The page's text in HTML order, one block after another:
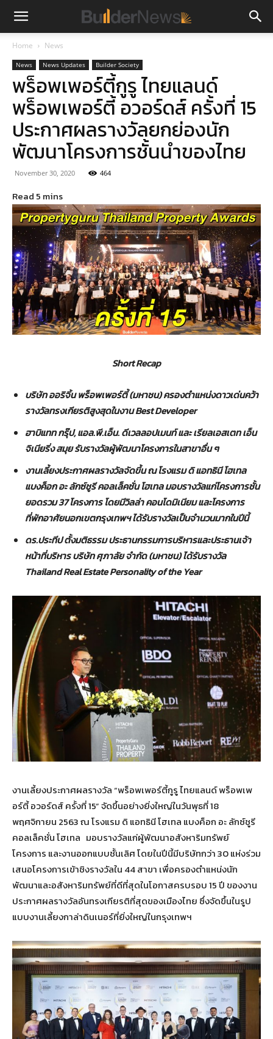
Home News
News News Updates Builder Society
พร็อพเพอร์ตี้กูรู ไทยแลนด์
พร็อพเพอร์ตี้ อวอร์ดส์ ครั้งที่ 15
ประกาศผลรางวัลยกย่องนัก
พัฒนาโครงการชั้นนำของไทย
November 30, 2020 464
Short Recap
บริษัท ออริจิ้น พร็อพเพอร์ตี้ (มหาชน) ครองตำแหน่งดาวเด่นคว้า
รางวัลทรงเกียรติสูงสุดในงานBest Developer
ฮาบิแทท กรุ๊ป, แอล.พี.เอ็น. ดีเวลลอปเมนท์ และ เรียลเอสเตท เอ็น
จิเนียริ่ง สมุย รับรางวัลผู้พัฒนาโครงการในสาขาอื่น ๆ
งานเลี้ยงประกาศผลรางวัลจัดขึ้น ณ โรงแรม ดิ แอทธินี โฮเทล
แบงค็อกอะ ลักซ์ชูรี คอลเล็คชั่น โฮเทล มอบรางวัลแก่โครงการชั้น
ยอดรวม 37 โครงการ โดยมีวิลล่า คอนโดมิเนียม และโครงการ
ที่พักอาศัยนอกเขตกรุงเทพฯ ได้รับรางวัลเป็นจำนวนมากในปีนี้
ดร.ประทีป ตั้งมติธรรม ประธานกรรมการบริหารและประธานเจ้า
หน้าที่บริหาร บริษัท ศุภาลัย จำกัด (มหาชน) ได้รับรางวัล
Thailand Real Estate Personality of the Year
งานเลี้ยงประกาศผลรางวัล “พร็อพเพอร์ตี้กูรู ไทยแลนด์ พร็อพเพ
อร์ตี้ อวอร์ดส์ ครั้งที่ 15” จัดขึ้นอย่างยิ่งใหญ่ในวันพุธที่ 18
พฤศจิกายน 2563 ณ โรงแรม ดิ แอทธินี โฮเทล แบงค็อก อะ ลักซ์ชูรี
คอลเล็คชั่น โฮเทล มอบรางวัลแก่ผู้พัฒนาอสังหาริมทรัพย์
โครงการ และงานออกแบบชั้นเลิศ โดยในปีนี้มีบริษัทกว่า 30 แห่งร่วม
เสนอโครงการเข้าชิงรางวัลใน 44 สาขา เพื่อครองตำแหน่งนัก
พัฒนาและอสังหาริมทรัพย์ที่ดีที่สุดในโอกาสครบรอบ 15 ปี ของงาน
ประกาศผลรางวัลอันทรงเกียรติที่สุดของเมืองไทย ซึ่งจัดขึ้นในรูป
แบบงานเลี้ยงกาล่าดินเนอร์ที่ยิ่งใหญ่ในกรุงเทพฯ